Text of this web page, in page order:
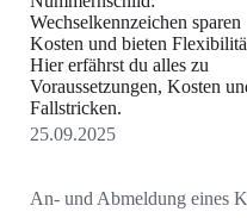
Wechselkennzeichen sparen
Kosten und bieten
Hier erfährst du alles zu
Voraussetzungen, Kosten
Fallstricken.
25.09.2025
An- und Abmeldung eines